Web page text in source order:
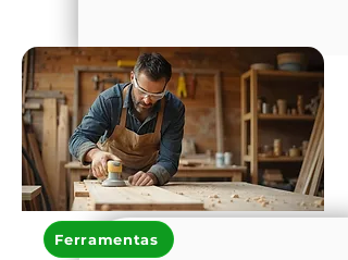
Ferramentas